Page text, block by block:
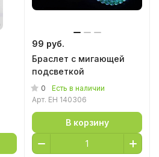
99 руб.
Браслет с мигающей
подсветкой
0
Есть в наличии
Арт. EH 140306
В корзину